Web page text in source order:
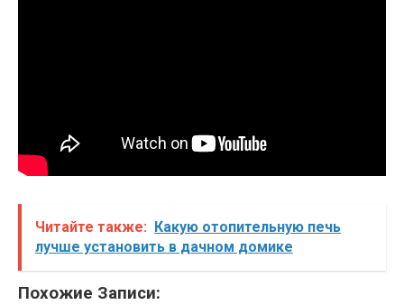
Читайте также:
Какую отопительную печь
лучше установить в дачном домике
Похожие Записи: